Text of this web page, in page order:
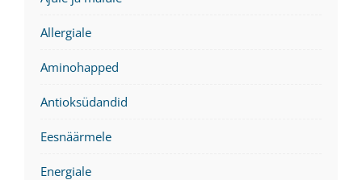
Allergiale
Aminohapped
Antioksüdandid
Eesnäärmele
Energiale